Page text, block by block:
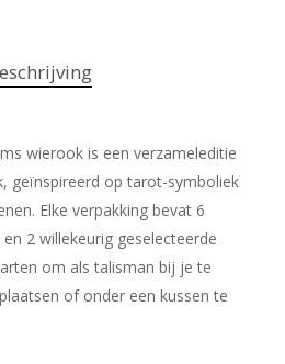
wierook is een verzameleditie
geïnspireerd op tarot-symboliek
Elke verpakking bevat 6
2 willekeurig geselecteerde
om als talisman bij je te
of onder een kussen te